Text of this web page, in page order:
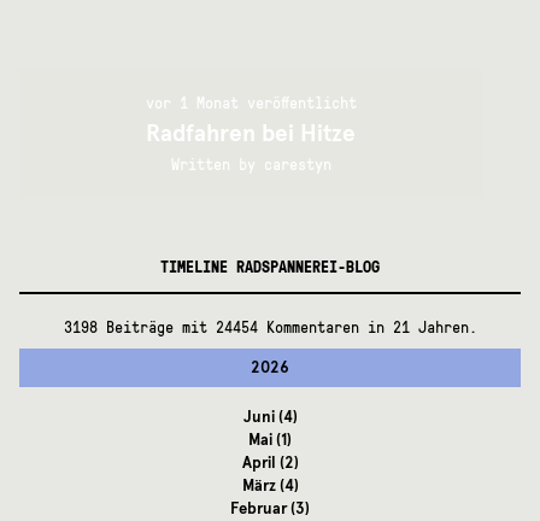
vor 1 Monat veröffentlicht
Radfahren bei Hitze
Written by carestyn
TIMELINE RADSPANNEREI-BLOG
3198 Beiträge mit 24454 Kommentaren in 21 Jahren.
2026
Juni(4)
Mai(1)
April (2)
März(4)
Februar(3)